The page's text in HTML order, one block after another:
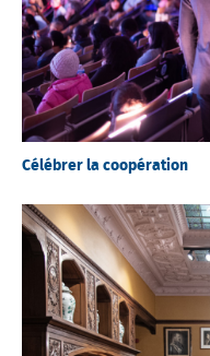
Célébrer la coopération